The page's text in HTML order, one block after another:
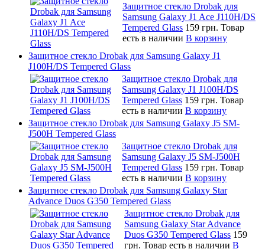
Защитное стекло Drobak для
Samsung Galaxy J1 Ace J110H/DS
Tempered Glass 159 грн. Товар
есть в наличии В корзину
Защитное стекло Drobak для Samsung Galaxy J1
J100H/DS Tempered Glass
Защитное стекло Drobak для
Samsung Galaxy J1 J100H/DS
Tempered Glass 159 грн. Товар
есть в наличии В корзину
Защитное стекло Drobak для Samsung Galaxy J5 SM-
J500H Tempered Glass
Защитное стекло Drobak для
Samsung Galaxy J5 SM-J500H
Tempered Glass 159 грн. Товар
есть в наличии В корзину
Защитное стекло Drobak для Samsung Galaxy Star
Advance Duos G350 Tempered Glass
Защитное стекло Drobak для
Samsung Galaxy Star Advance
Duos G350 Tempered Glass 159
грн. Товар есть в наличии В